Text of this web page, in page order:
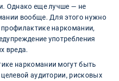
Однако еще лучше — не
вообще. Для этого нужно
наркомании,
употребления
вреда.
наркомании могут быть
аудитории, рисковых